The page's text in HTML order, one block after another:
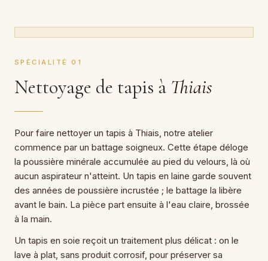
SPÉCIALITÉ 01
Nettoyage de tapis à Thiais
Pour faire nettoyer un tapis à Thiais, notre atelier
commence par un battage soigneux. Cette étape déloge
la poussière minérale accumulée au pied du velours, là où
aucun aspirateur n'atteint. Un tapis en laine garde souvent
des années de poussière incrustée ; le battage la libère
avant le bain. La pièce part ensuite à l'eau claire, brossée
à la main.
Un tapis en soie reçoit un traitement plus délicat : on le
lave à plat, sans produit corrosif, pour préserver sa